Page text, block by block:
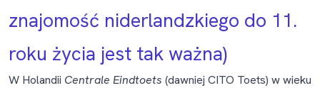
znajomość niderlandzkiego do 11.
roku życia jest tak ważna)
W Holandii Centrale Eindtoets (dawniej CITO Toets) w wieku